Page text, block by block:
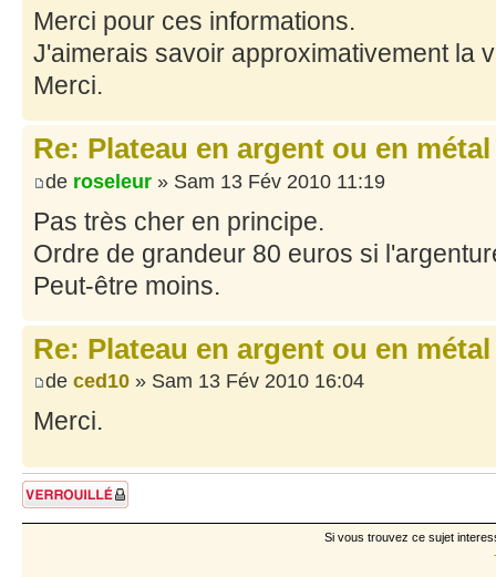
Merci pour ces informations.
J'aimerais savoir approximativement la
Merci.
Re: Plateau en argent ou en
de roseleur » Sam 13 Fév 2010 11:19
Pas très cher en principe.
Ordre de grandeur 80 euros si
Peut-être moins.
Re: Plateau en argent ou en
de ced10 » Sam 13 Fév 2010 16:04
Merci.
Sujet verrouillé
Si vous trouvez ce sujet